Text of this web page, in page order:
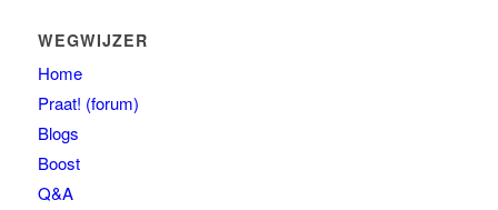
WEGWIJZER
Home
Praat! (forum)
Blogs
Boost
Q&A